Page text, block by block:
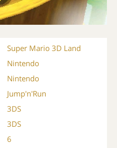
Super Mario 3D Land
Nintendo
Nintendo
Jump'n'Run
3DS
3DS
6